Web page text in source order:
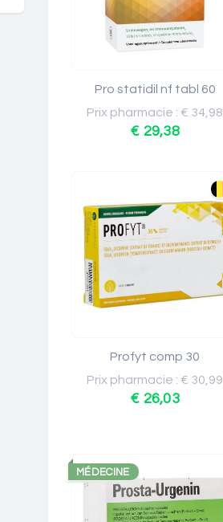
Pro statidil nf tabl 60
Prix pharmacie : € 34,98
€ 29,38
Profyt comp 30
Prix pharmacie : € 30,99
€ 26,03
MÉDECINE